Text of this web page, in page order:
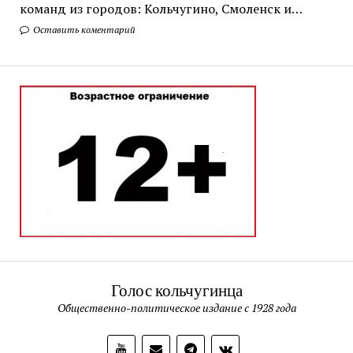
команд из городов: Кольчугино, Смоленск и…
Оставить коментарий
Голос кольчугинца
Общественно-политическое издание с 1928 года